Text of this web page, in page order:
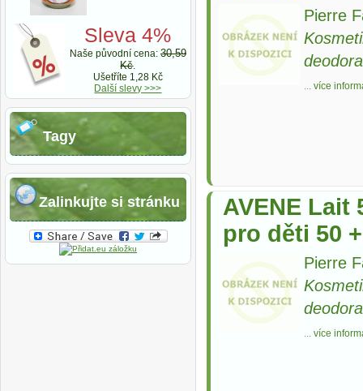
Pierre
... více
AVENE Lait
pro děti 50 +
Pierre
... více
Sleva 4%
Naše původní cena: 30,59
Kč.
Ušetříte 1,28 Kč
Další slevy >>>
Tagy
Zalinkujte si stránku